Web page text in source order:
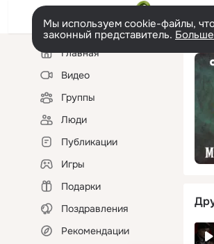
Мы используем cookie-файлы,
законный представитель.
Левая
колонкаГлавная
Видео
Группы
Люди
Публикации
Игры
Подарки
Поздравления
Рекомендации